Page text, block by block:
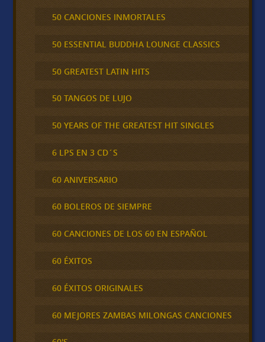
50 CANCIONES INMORTALES
50 ESSENTIAL BUDDHA LOUNGE CLASSICS
50 GREATEST LATIN HITS
50 TANGOS DE LUJO
50 YEARS OF THE GREATEST HIT SINGLES
6 LPS EN 3 CD´S
60 ANIVERSARIO
60 BOLEROS DE SIEMPRE
60 CANCIONES DE LOS 60 EN ESPAÑOL
60 ÉXITOS
60 ÉXITOS ORIGINALES
60 MEJORES ZAMBAS MILONGAS CANCIONES